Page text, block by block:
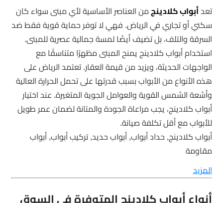
تعدأبواب كلادينجمن العناصر الأساسية لأي مبنى سواء كان
سكني أو تجاري في الرياض. فهي لا توفر حماية قوية فقط ضد
السرقة والتلف، بل تضيف أيضًا لمسة جمالية عصرية للمبنى.
استخدام أبواب كلادينج يمنح المبنى مظهرًا متناسقًا مع
الواجهات الحديثة، ويزيد من قيمة العقار. تعتمد الرياض على
هذه الأنواع من الأبواب بسبب قدرتها على تحمل الحرارة العالية
وأشعة الشمس القوية والعوامل الجوية المتغيرة. عند اختيار
أبواب كلادينج، يجب مراعاة الجودة والمتانة لضمان عمر طويل
للأبواب مع أقل تكلفة صيانة.
أبواب كلادينج, حداد أبواب, أبواب حديد, تركيب أبواب, أبواب
مقاومة
المزيد